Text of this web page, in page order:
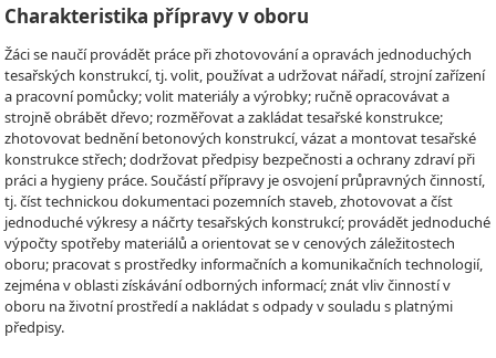
Charakteristika přípravy v oboru
Žáci se naučí provádět práce při zhotovování a opravách jednoduchých
tesařských konstrukcí, tj. volit, používat a udržovat nářadí, strojní zařízení
a pracovní pomůcky; volit materiály a výrobky; ručně opracovávat a
strojně obrábět dřevo; rozměřovat a zakládat tesařské konstrukce;
zhotovovat bednění betonových konstrukcí, vázat a montovat tesařské
konstrukce střech; dodržovat předpisy bezpečnosti a ochrany zdraví při
práci a hygieny práce. Součástí přípravy je osvojení průpravných činností,
tj. číst technickou dokumentaci pozemních staveb, zhotovovat a číst
jednoduché výkresy a náčrty tesařských konstrukcí; provádět jednoduché
výpočty spotřeby materiálů a orientovat se v cenových záležitostech
oboru; pracovat s prostředky informačních a komunikačních technologií,
zejména v oblasti získávání odborných informací; znát vliv činností v
oboru na životní prostředí a nakládat s odpady v souladu s platnými
předpisy.